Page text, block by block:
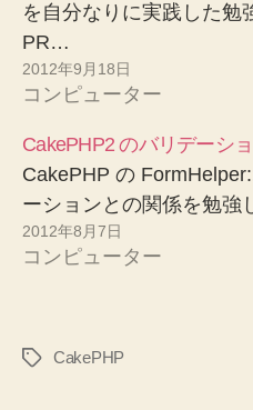
を自分なりに実践した勉
PR…
2012年9月18日
コンピューター
CakePHP2 のバリデーシ
CakePHP の
ーションとの関係を勉強
2012年8月7日
コンピューター
タ
CakePHP